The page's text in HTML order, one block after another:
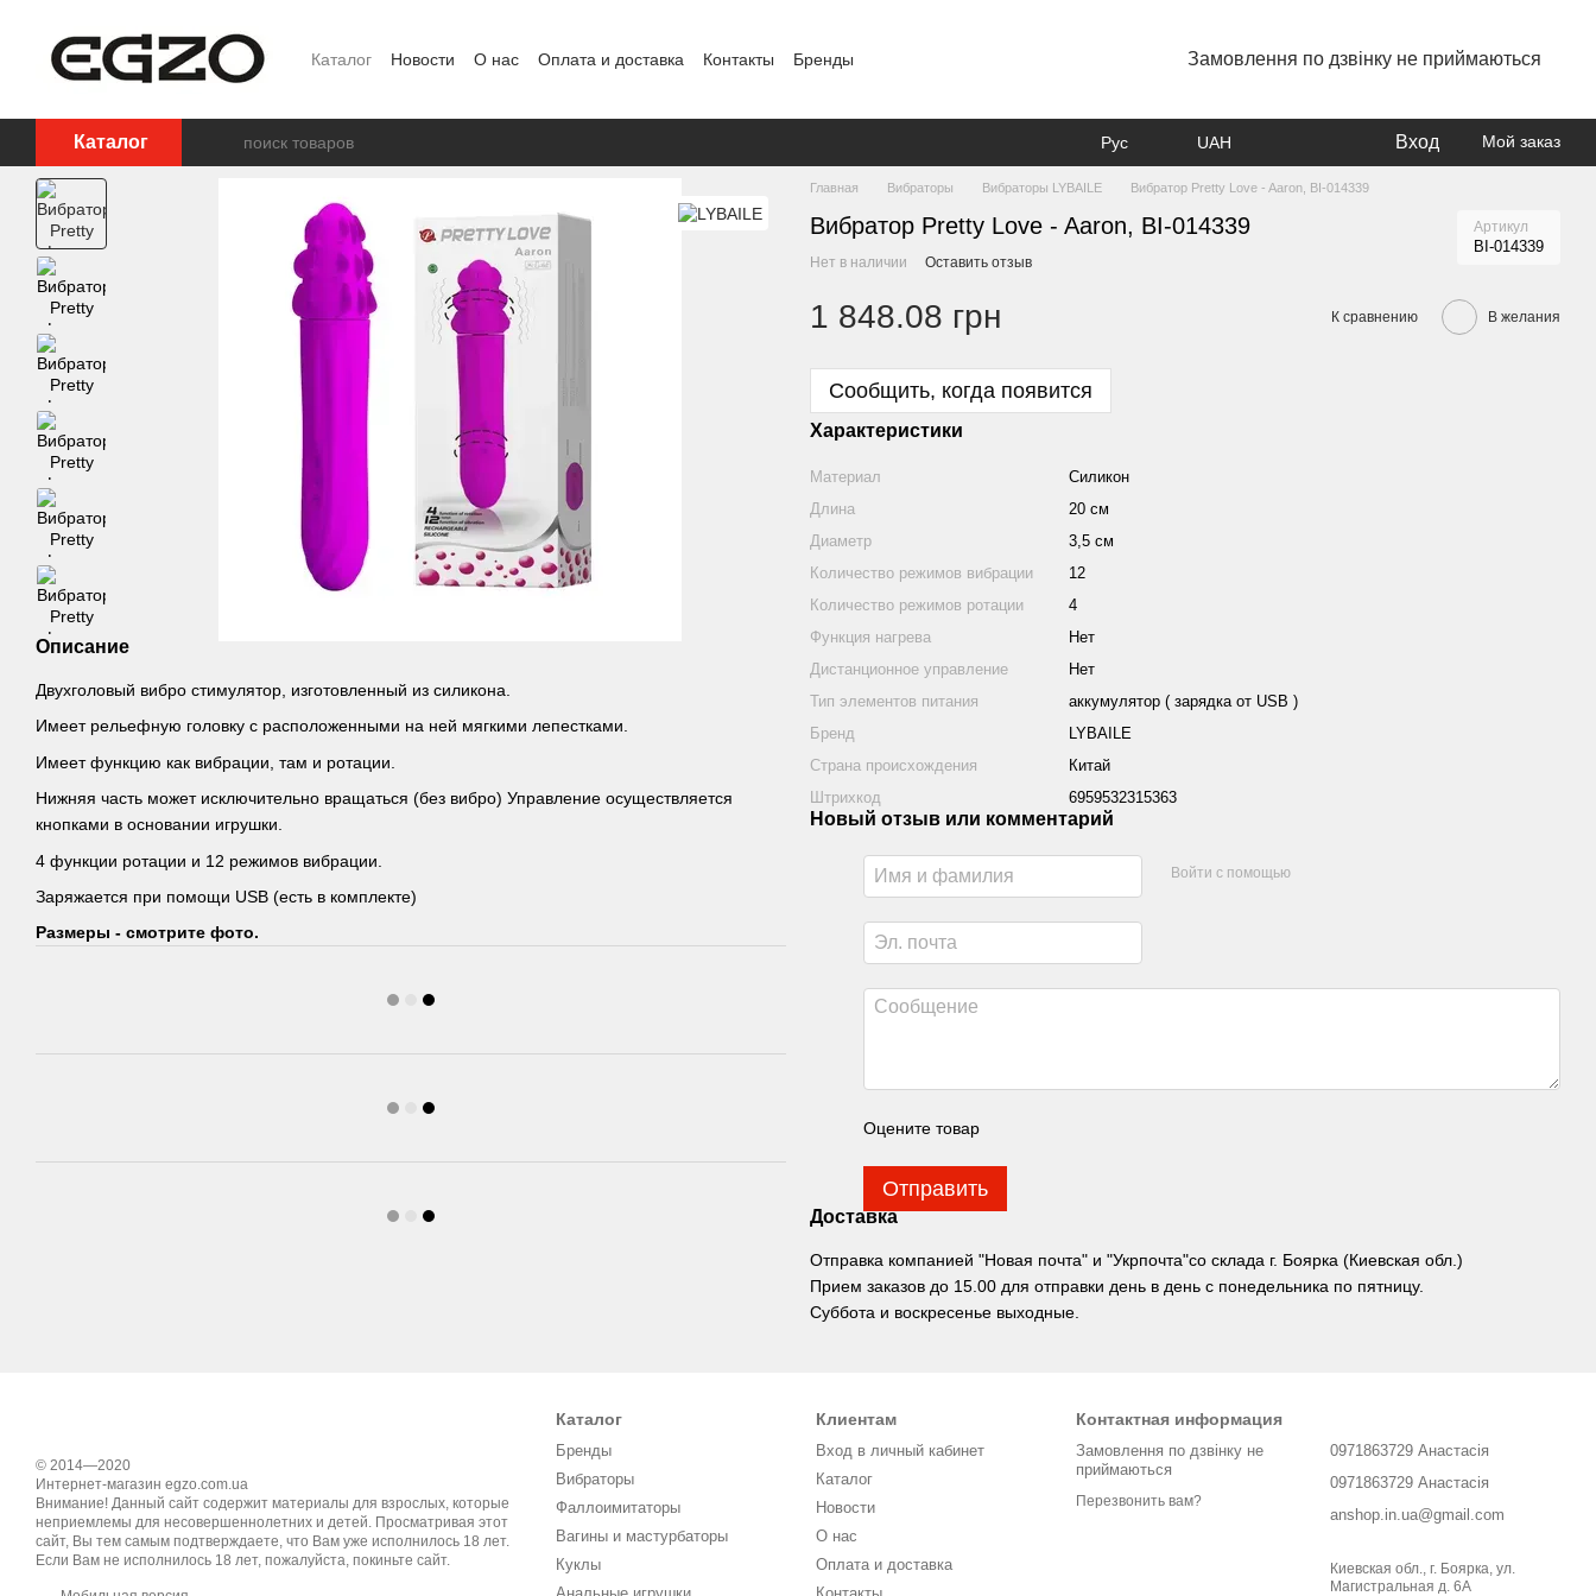
Каталог Новости О нас Оплата и доставка Контакты
Бренды
Замовлення по дзвінку не приймаються
Каталог Рус UAH Вход Мой заказ
Описание
Двухголовый вибро стимулятор, изготовленный из силикона.
Имеет рельефную головку с расположенными на ней мягкими лепестками.
Имеет функцию как вибрации, там и ротации.
Нижняя часть может исключительно вращаться (без вибро) Управление осуществляется
кнопками в основании игрушки.
4 функции ротации и 12 режимов вибрации.
Заряжается при помощи USB (есть в комплекте)
Размеры - смотрите фото.
Главная Вибраторы Вибраторы LYBAILE Вибратор Pretty Love - Aaron, BI-014339
Вибратор Pretty Love - Aaron, BI-014339 Артикул
BI-014339
Нет в наличии Оставить отзыв
1 848.08 грн К сравнению В желания
Сообщить, когда появится
Характеристики
Материал
Силикон
Длина
20 см
Диаметр
3,5 см
Количество режимов вибрации
12
Количество режимов ротации
4
Функция нагрева
Нет
Дистанционное управление
Нет
Тип элементов питания
аккумулятор ( зарядка от USB )
Бренд
LYBAILE
Страна происхождения
Китай
Штрихкод
6959532315363
Новый отзыв или комментарий
Войти с помощью
Оцените товар
Отправить
Доставка
Отправка компанией "Новая почта" и "Укрпочта"со склада г. Боярка (Киевская обл.)
Прием заказов до 15.00 для отправки день в день с понедельника по пятницу.
Суббота и воскресенье выходные.
© 2014—2020
Интернет-магазин egzo.com.ua
Внимание! Данный сайт содержит материалы для взрослых, которые
неприемлемы для несовершеннолетних и детей. Просматривая этот
сайт, Вы тем самым подтверждаете, что Вам уже исполнилось 18 лет.
Если Вам не исполнилось 18 лет, пожалуйста, покиньте сайт.
Каталог
Бренды
Вибраторы
Фаллоимитаторы
Вагины и мастурбаторы
Куклы
Клиентам
Вход в личный кабинет
Каталог
Новости
О нас
Оплата и доставка
Контактная информация
Замовлення по дзвінку не
приймаються
Перезвонить вам?
0971863729 Анастасія
0971863729 Анастасія
anshop.in.ua@gmail.com
Киевская обл., г. Боярка, ул.
Магистральная д. 6А